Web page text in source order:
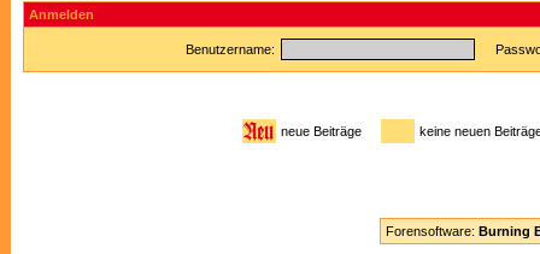
Anmelden
Benutzername:
neue Beiträge keine neuen
Forensoftware: Burning